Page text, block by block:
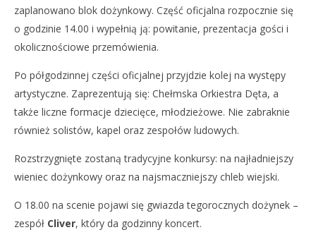
NOW VIEWING
24
sierpnia
REDAKCJA
zaplanowano blok dożynkowy. Część oficjalna rozpocznie się
o godzinie 14.00 i wypełnią ją: powitanie, prezentacja gości i
okolicznościowe przemówienia.
Po półgodzinnej części oficjalnej przyjdzie kolej na występy
artystyczne. Zaprezentują się: Chełmska Orkiestra Dęta, a
także liczne formacje dziecięce, młodzieżowe. Nie zabraknie
również solistów, kapel oraz zespołów ludowych.
Rozstrzygnięte zostaną tradycyjne konkursy: na najładniejszy
wieniec dożynkowy oraz na najsmaczniejszy chleb wiejski.
O 18.00 na scenie pojawi się gwiazda tegorocznych dożynek –
zespół Cliver, który da godzinny koncert.